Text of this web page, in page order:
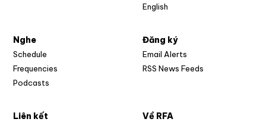
English
Nghe
Schedule
Frequencies
Podcasts
Đăng ký
Email Alerts
RSS News Feeds
Liên kết Về RFA